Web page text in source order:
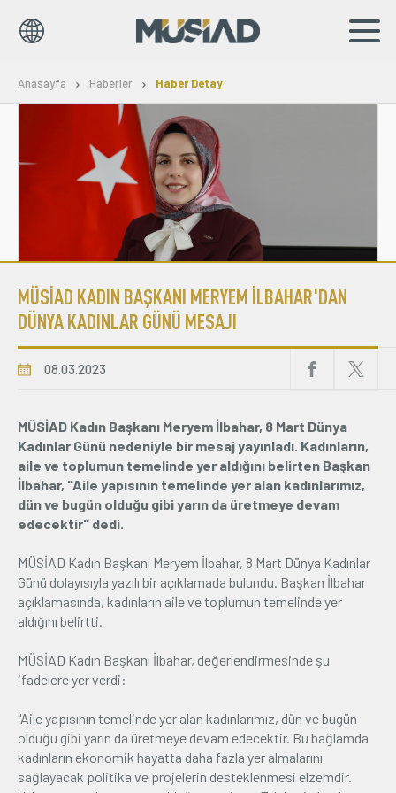
Markalar
Yayınlar
Sosyal Sorumluluk
Bilgi Merkezi
Üyelik
E-İşlemler
Anasayfa Haberler Haber Detay
MÜSİAD KADIN BAŞKANI MERYEM İLBAHAR'DAN
DÜNYA KADINLAR GÜNÜ MESAJI
08.03.2023
MÜSİAD Kadın Başkanı Meryem İlbahar, 8 Mart Dünya
Kadınlar Günü nedeniyle bir mesaj yayınladı. Kadınların,
aile ve toplumun temelinde yer aldığını belirten Başkan
İlbahar, "Aile yapısının temelinde yer alan kadınlarımız,
dün ve bugün olduğu gibi yarın da üretmeye devam
edecektir" dedi.
MÜSİAD Kadın Başkanı Meryem İlbahar, 8 Mart Dünya Kadınlar
Günü dolayısıyla yazılı bir açıklamada bulundu. Başkan İlbahar
açıklamasında, kadınların aile ve toplumun temelinde yer
aldığını belirtti.
MÜSİAD Kadın Başkanı İlbahar, değerlendirmesinde şu
ifadelere yer verdi:
"Aile yapısının temelinde yer alan kadınlarımız, dün ve bugün
olduğu gibi yarın da üretmeye devam edecektir. Bu bağlamda
kadınların ekonomik hayatta daha fazla yer almalarını
sağlayacak politika ve projelerin desteklenmesi elzemdir.